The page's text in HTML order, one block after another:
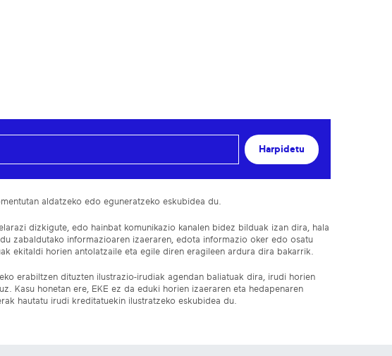
Harpidetu
aldatzeko edo eguneratzeko eskubidea du.
dizkigute, edo hainbat komunikazio kanalen bidez bilduak izan dira, hala
zabaldutako informazioaren izaeraren, edota informazio oker edo osatu
ekitaldi horien antolatzaile eta egile diren eragileen ardura dira bakarrik.
erabiltzen dituzten ilustrazio-irudiak agendan baliatuak dira, irudi horien
Kasu honetan ere, EKE ez da eduki horien izaeraren eta hedapenaren
hautatu irudi kreditatuekin ilustratzeko eskubidea du.